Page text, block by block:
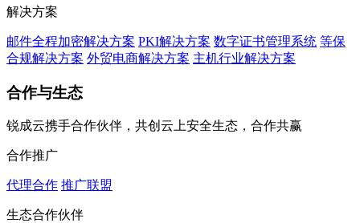
解决方案
邮件全程加密解决方案 PKI解决方案 数字证书管理系统 等保
合规解决方案 外贸电商解决方案 主机行业解决方案
合作与生态
锐成云携手合作伙伴，共创云上安全生态，合作共赢
合作推广
代理合作 推广联盟
生态合作伙伴